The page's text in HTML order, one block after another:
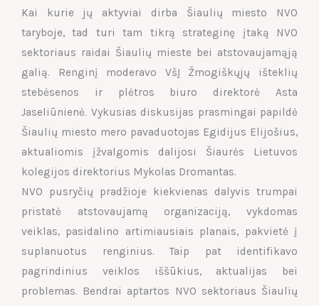
Kai kurie jų aktyviai dirba Šiaulių miesto NVO
taryboje, tad turi tam tikrą strateginę įtaką NVO
sektoriaus raidai Šiaulių mieste bei atstovaujamąją
galią. Renginį moderavo VšĮ Žmogiškųjų išteklių
stebėsenos ir plėtros biuro direktorė Asta
Jaseliūnienė. Vykusias diskusijas prasmingai papildė
Šiaulių miesto mero pavaduotojas Egidijus Elijošius,
aktualiomis įžvalgomis dalijosi Šiaurės Lietuvos
kolegijos direktorius Mykolas Dromantas.
NVO pusryčių pradžioje kiekvienas dalyvis trumpai
pristatė atstovaujamą organizaciją, vykdomas
veiklas, pasidalino artimiausiais planais, pakvietė į
suplanuotus renginius. Taip pat identifikavo
pagrindinius veiklos iššūkius, aktualijas bei
problemas. Bendrai aptartos NVO sektoriaus Šiaulių